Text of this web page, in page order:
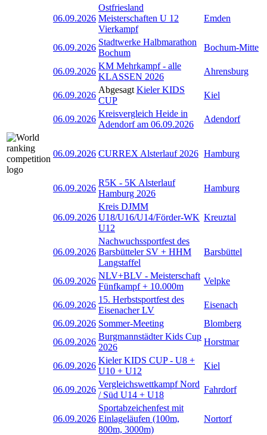
06.09.2026
Ostfriesland
Meisterschaften U 12
Vierkampf
Emden
06.09.2026
Stadtwerke Halbmarathon
Bochum
Bochum-Mitte
06.09.2026
KM Mehrkampf - alle
KLASSEN 2026
Ahrensburg
06.09.2026
Abgesagt Kieler KIDS
CUP
Kiel
06.09.2026
Kreisvergleich Heide in
Adendorf am 06.09.2026
Adendorf
06.09.2026 CURREX Alsterlauf 2026 Hamburg
06.09.2026
R5K - 5K Alsterlauf
Hamburg 2026
Hamburg
06.09.2026
Kreis DJMM
U18/U16/U14/Förder-WK
U12
Kreuztal
06.09.2026
Nachwuchssportfest des
Barsbütteler SV + HHM
Langstaffel
Barsbüttel
06.09.2026
NLV+BLV - Meisterschaft
Fünfkampf + 10.000m
Velpke
06.09.2026
15. Herbstsportfest des
Eisenacher LV
Eisenach
06.09.2026 Sommer-Meeting
Blomberg
06.09.2026
Burgmannstädter Kids Cup
2026
Horstmar
06.09.2026
Kieler KIDS CUP - U8 +
U10 + U12
Kiel
06.09.2026
Vergleichswettkampf Nord
/ Süd U14 + U18
Fahrdorf
06.09.2026
Sportabzeichenfest mit
Einlageläufen (100m,
800m, 3000m)
Nortorf